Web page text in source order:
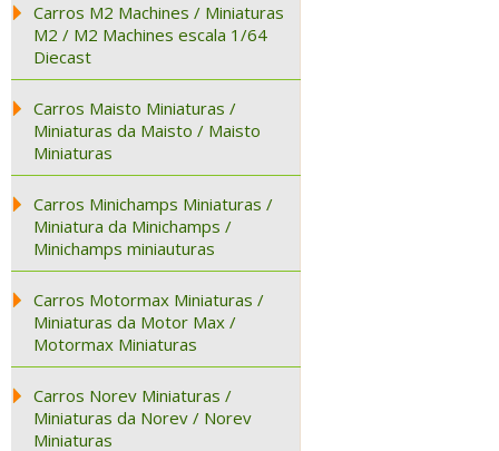
Carros M2 Machines / Miniaturas
M2 / M2 Machines escala 1/64
Diecast
Carros Maisto Miniaturas /
Miniaturas da Maisto / Maisto
Miniaturas
Carros Minichamps Miniaturas /
Miniatura da Minichamps /
Minichamps miniauturas
Carros Motormax Miniaturas /
Miniaturas da Motor Max /
Motormax Miniaturas
Carros Norev Miniaturas /
Miniaturas da Norev / Norev
Miniaturas